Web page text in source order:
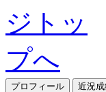
プロフィール 近況